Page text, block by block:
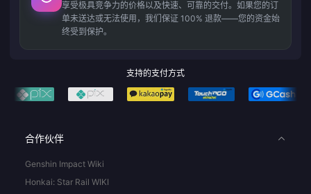
享受极具竞争力的价格以及快速、可靠的交付。如果您的订
单未送达或无法使用，我们保证 100% 退款——您的资金始
终受到保护。
支持的支付方式
合作伙伴
Genshin Impact Wiki
Honkai: Star Rail WIKI